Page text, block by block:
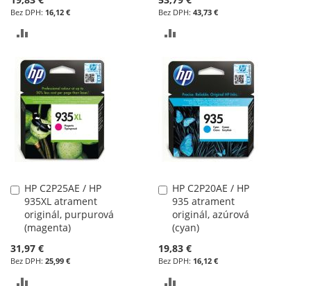
16,12 €
POROVNÁVANIA
43,73 €
POROVNÁVANIA
HP C2P25AE / HP
935XL atrament
originál, purpurová
(magenta)
31,97 €
25,99 €
Pridať
do
košíka
HP C2P20AE / HP
935 atrament
originál, azúrová
(cyan)
19,83 €
16,12 €
Pridať
do
košíka